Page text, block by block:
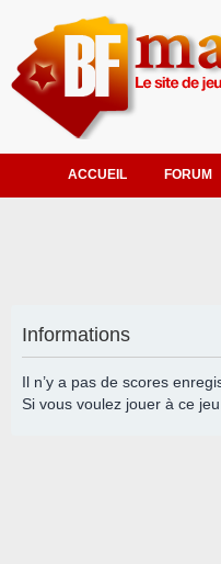
ACCUEIL FORUM
Informations
Il n’y a pas de scores
Si vous voulez jouer à ce